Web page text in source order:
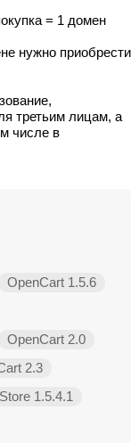
= 1 домен
нужно приобрести
третьим лицам, а
числе в
OpenCart 1.5.6
OpenCart 2.0
2.3
1.5.4.1